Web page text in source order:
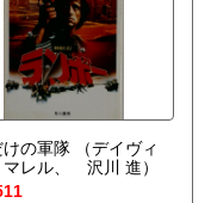
の軍隊
（デイヴィ
マレル、 沢川 進）